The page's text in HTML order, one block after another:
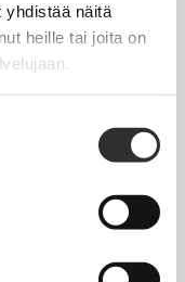
yhdistää näitä
heille tai joita on
ja